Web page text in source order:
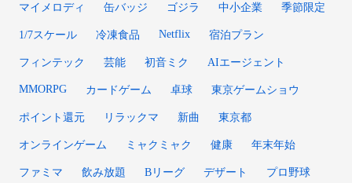
マイメロディ 缶バッジ ゴジラ 中小企業 季節限定
1/7スケール 冷凍食品 Netflix 宿泊プラン
フィンテック 芸能 初音ミク AIエージェント
MMORPG カードゲーム 卓球 東京ゲームショウ
ポイント還元 リラックマ 新曲 東京都
オンラインゲーム ミャクミャク 健康 年末年始
ファミマ 飲み放題 Bリーグ デザート プロ野球